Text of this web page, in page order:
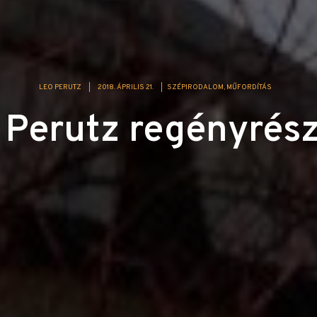
LEO PERUTZ 2018. ÁPRILIS 21. SZÉPIRODALOM MŰFORDÍTÁS